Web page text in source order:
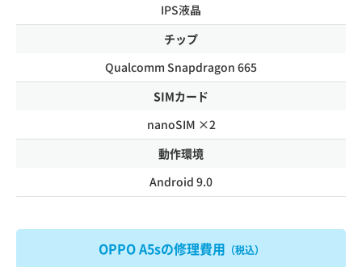
IPS液晶
チップ
Qualcomm Snapdragon 665
SIMカード
nanoSIM ×2
動作環境
Android 9.0
OPPO A5sの修理費用 （税込）